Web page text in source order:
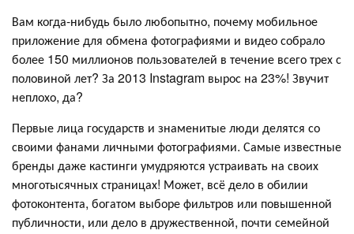
Вам когда-нибудь было любопытно, почему мобильное
приложение для обмена фотографиями и видео собрало
более 150 миллионов пользователей в течение всего трех с
половиной лет? За 2013 Instagram вырос на 23%! Звучит
неплохо, да?
Первые лица государств и знаменитые люди делятся со
своими фанами личными фотографиями. Самые известные
бренды даже кастинги умудряются устраивать на своих
многотысячных страницах! Может, всё дело в обилии
фотоконтента, богатом выборе фильтров или повышенной
публичности, или дело в дружественной, почти семейной